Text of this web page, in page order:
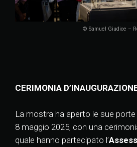
© Samuel Giudice –
CERIMONIA
La mostra ha aperto le sue
8 maggio 2025, con una
quale hanno partecipato l’